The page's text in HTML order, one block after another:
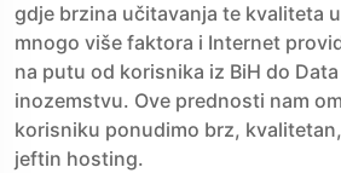
gdje brzina učitavanja te kvaliteta
mnogo više faktora i Internet
na putu od korisnika iz BiH do
inozemstvu. Ove prednosti nam
korisniku ponudimo brz,
jeftin hosting.